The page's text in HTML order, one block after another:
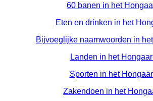
60 banen in het
Eten en drinken in het
Bijvoeglijke naamwoorden in
Landen in het
Sporten in het
Zakendoen in het